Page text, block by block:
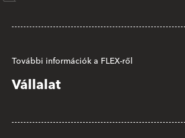
További információk a FLEX-ről
Vállalat